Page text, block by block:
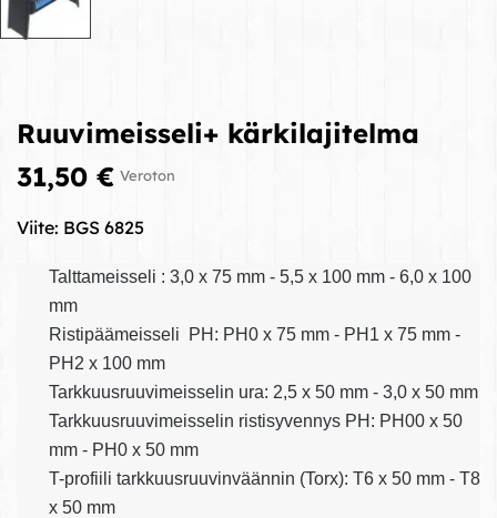
Ruuvimeisseli+ kärkilajitelma
31,50 € Veroton
Viite: BGS 6825
Talttameisseli : 3,0 x 75 mm - 5,5 x 100 mm - 6,0 x 100
mm
Ristipäämeisseli PH: PH0 x 75 mm - PH1 x 75 mm -
PH2 x 100 mm
Tarkkuusruuvimeisselin ura: 2,5 x 50 mm - 3,0 x 50 mm
Tarkkuusruuvimeisselin ristisyvennys PH: PH00 x 50
mm - PH0 x 50 mm
T-profiili tarkkuusruuvinväännin (Torx): T6 x 50 mm - T8
x 50 mm